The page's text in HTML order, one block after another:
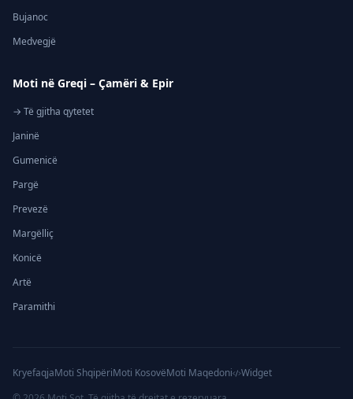
Bujanoc
Medvegjë
Moti në Greqi – Çamëri & Epir
→ Të gjitha qytetet
Janinë
Gumenicë
Pargë
Prevezë
Margëlliç
Konicë
Artë
Paramithi
KryefaqjaMoti ShqipëriMoti KosovëMoti Maqedoni
Widget